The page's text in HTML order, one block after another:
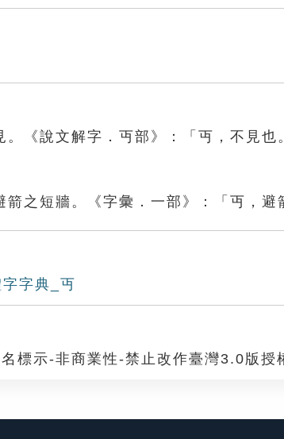
。《說文解字．丏部》：「丏，不見
箭之短牆。《字彙．一部》：「丏，避
字典_丏
標示-非商業性-禁止改作臺灣3.0版授